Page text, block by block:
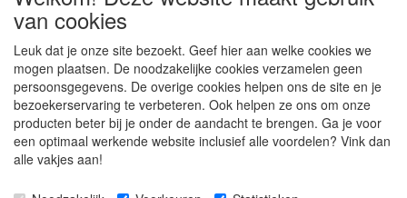
Dakkoffer verhuur Hardinxveld-Giessendam
Verkoop dakkoffers en skiboxen
Onze merken
Herroepingslink aanvragen
Privacyverklaring
© 2005 - 2026 HB dakdragers.nl - Hardinxveld-Giessendam
van cookies
Leuk dat je onze site bezoekt. Geef hier aan welke cookies we
mogen plaatsen. De noodzakelijke cookies verzamelen geen
persoonsgegevens. De overige cookies helpen ons de site en je
bezoekerservaring te verbeteren. Ook helpen ze ons om onze
producten beter bij je onder de aandacht te brengen. Ga je voor
een optimaal werkende website inclusief alle voordelen? Vink dan
alle vakjes aan!